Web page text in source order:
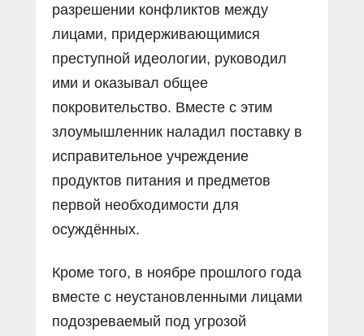
разрешении конфликтов между
лицами, придерживающимися
преступной идеологии, руководил
ими и оказывал общее
покровительство. Вместе с этим
злоумышленник наладил поставку в
исправительное учреждение
продуктов питания и предметов
первой необходимости для
осуждённых.
Кроме того, в ноябре прошлого года
вместе с неустановленными лицами
подозреваемый под угрозой